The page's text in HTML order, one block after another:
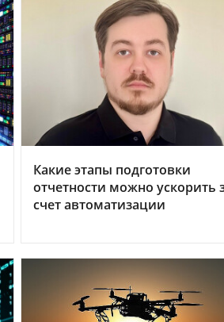
Какие этапы подготовки
отчетности можно ускорить
счет автоматизации